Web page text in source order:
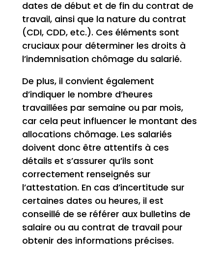
dates de début et de fin du contrat de
travail, ainsi que la nature du contrat
(CDI, CDD, etc.). Ces éléments sont
cruciaux pour déterminer les droits à
l’indemnisation chômage du salarié.
De plus, il convient également
d’indiquer le nombre d’heures
travaillées par semaine ou par mois,
car cela peut influencer le montant des
allocations chômage. Les salariés
doivent donc être attentifs à ces
détails et s’assurer qu’ils sont
correctement renseignés sur
l’attestation. En cas d’incertitude sur
certaines dates ou heures, il est
conseillé de se référer aux bulletins de
salaire ou au contrat de travail pour
obtenir des informations précises.